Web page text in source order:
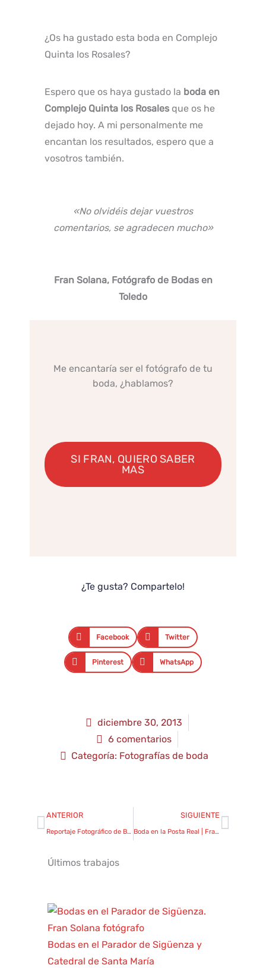
¿Os ha gustado esta boda en Complejo
Quinta los Rosales?
Espero que os haya gustado la boda en
Complejo Quinta los Rosales que os he
dejado hoy. A mi personalmente me
encantan los resultados, espero que a
vosotros también.
«No olvidéis dejar vuestros
comentarios, se agradecen mucho»
Fran Solana, Fotógrafo de Bodas en
Toledo
Me encantaría ser el fotógrafo de tu
boda, ¿hablamos?
SI FRAN, QUIERO SABER
MAS
¿Te gusta? Compartelo!
Facebook Twitter
Pinterest WhatsApp
diciembre 30, 2013
6 comentarios
Categoría: Fotografías de boda
Ant
ANTERIOR
Reportaje Fotográfico de Boda Gratis: Sorteo 2013
SIGUIENTE
Boda en la Posta Real | Fran solana fotógrafo de bodas
Últimos trabajos
Bodas en el Parador de Sigüenza y
Catedral de Santa María